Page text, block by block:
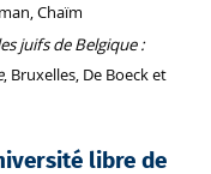
Chaïm
juifs de Belgique :
, Bruxelles, De Boeck et
libre de